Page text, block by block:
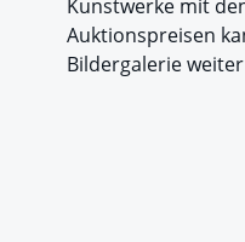
Kunstwerke mit
Auktionspreisen
Bildergalerie